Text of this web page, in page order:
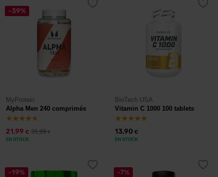
-39%
MyProtein
Alpha Men 240 comprimés
21,99 € 35,99€
EN STOCK
BioTech USA
Vitamin C 1000 100 tablets
13,90 €
EN STOCK
-19% -7%